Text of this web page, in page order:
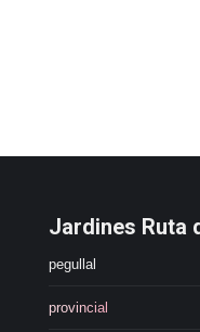
Jardines Ruta
pegullal
provincial